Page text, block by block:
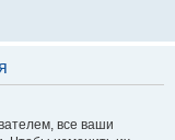
все ваши